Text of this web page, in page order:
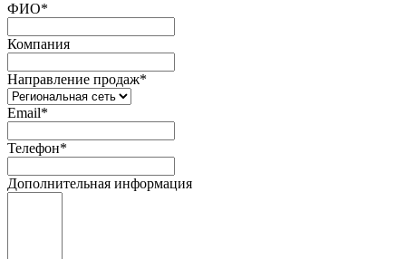
ФИО*
Компания
Направление продаж*
Email*
Телефон*
Дополнительная информация